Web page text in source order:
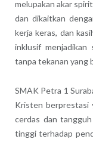
melupakan akar
dan dikaitkan
kerja keras, dan
inklusif menjadikan
tanpa tekanan yang
SMAK Petra 1
Kristen berprestasi
cerdas dan
tinggi terhadap